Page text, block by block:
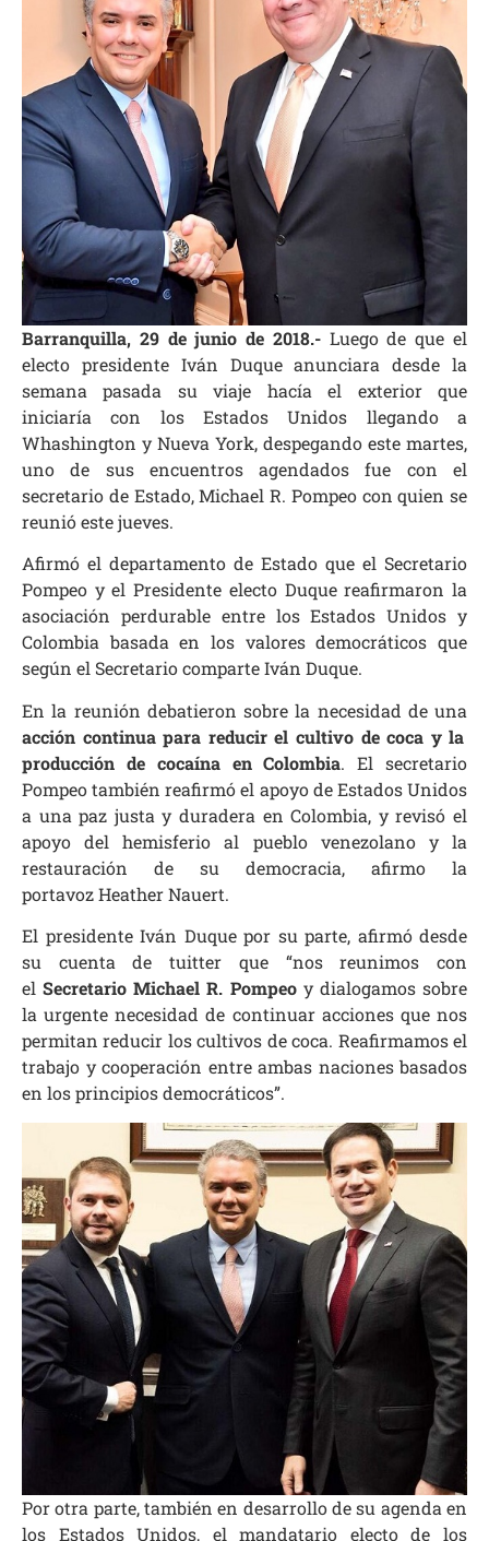
Barranquilla, 29 de junio de 2018.-Luego de que el
electo presidente Iván Duque anunciara desde la
semana pasada su viaje hacía el exterior que
iniciaría con los Estados Unidos llegando a
Whashington y Nueva York, despegando este martes,
uno de sus encuentros agendados fue con el
secretario de Estado, Michael R. Pompeo con quien se
reunió este jueves.
Afirmó el departamento de Estado que el Secretario
Pompeo y el Presidente electo Duque reafirmaron la
asociación perdurable entre los Estados Unidos y
Colombia basada en los valores democráticos que
según el Secretario comparte Iván Duque.
En la reunión debatieron sobre la necesidad de una
acción continua para reducir el cultivo de coca y la
producción de cocaína en Colombia. El secretario
Pompeo también reafirmó el apoyo de Estados Unidos
a una paz justa y duradera en Colombia, y revisó el
apoyo del hemisferio al pueblo venezolano y la
restauración de su democracia, afirmo la
portavoz Heather Nauert.
El presidente Iván Duque por su parte, afirmó desde
su cuenta de tuitter que “nos reunimos con
elSecretario Michael R. Pompeoy dialogamos sobre
la urgente necesidad de continuar acciones que nos
permitan reducir los cultivos de coca. Reafirmamos el
trabajo y cooperación entre ambas naciones basados
en los principios democráticos”.
Por otra parte, también en desarrollo de su agenda en
los Estados Unidos, el mandatario electo de los